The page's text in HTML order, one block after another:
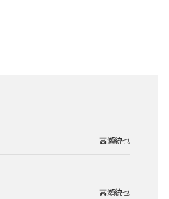
高瀬統也
高瀬統也